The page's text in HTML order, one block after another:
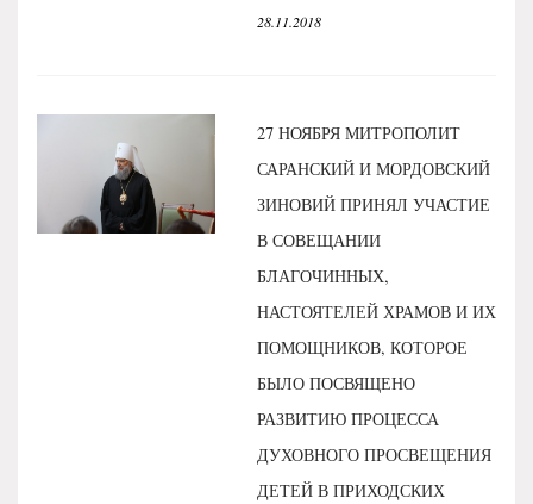
28.11.2018
27 НОЯБРЯ МИТРОПОЛИТ
САРАНСКИЙ И МОРДОВСКИЙ
ЗИНОВИЙ ПРИНЯЛ УЧАСТИЕ
В СОВЕЩАНИИ
БЛАГОЧИННЫХ,
НАСТОЯТЕЛЕЙ ХРАМОВ И ИХ
ПОМОЩНИКОВ, КОТОРОЕ
БЫЛО ПОСВЯЩЕНО
РАЗВИТИЮ ПРОЦЕССА
ДУХОВНОГО ПРОСВЕЩЕНИЯ
ДЕТЕЙ В ПРИХОДСКИХ